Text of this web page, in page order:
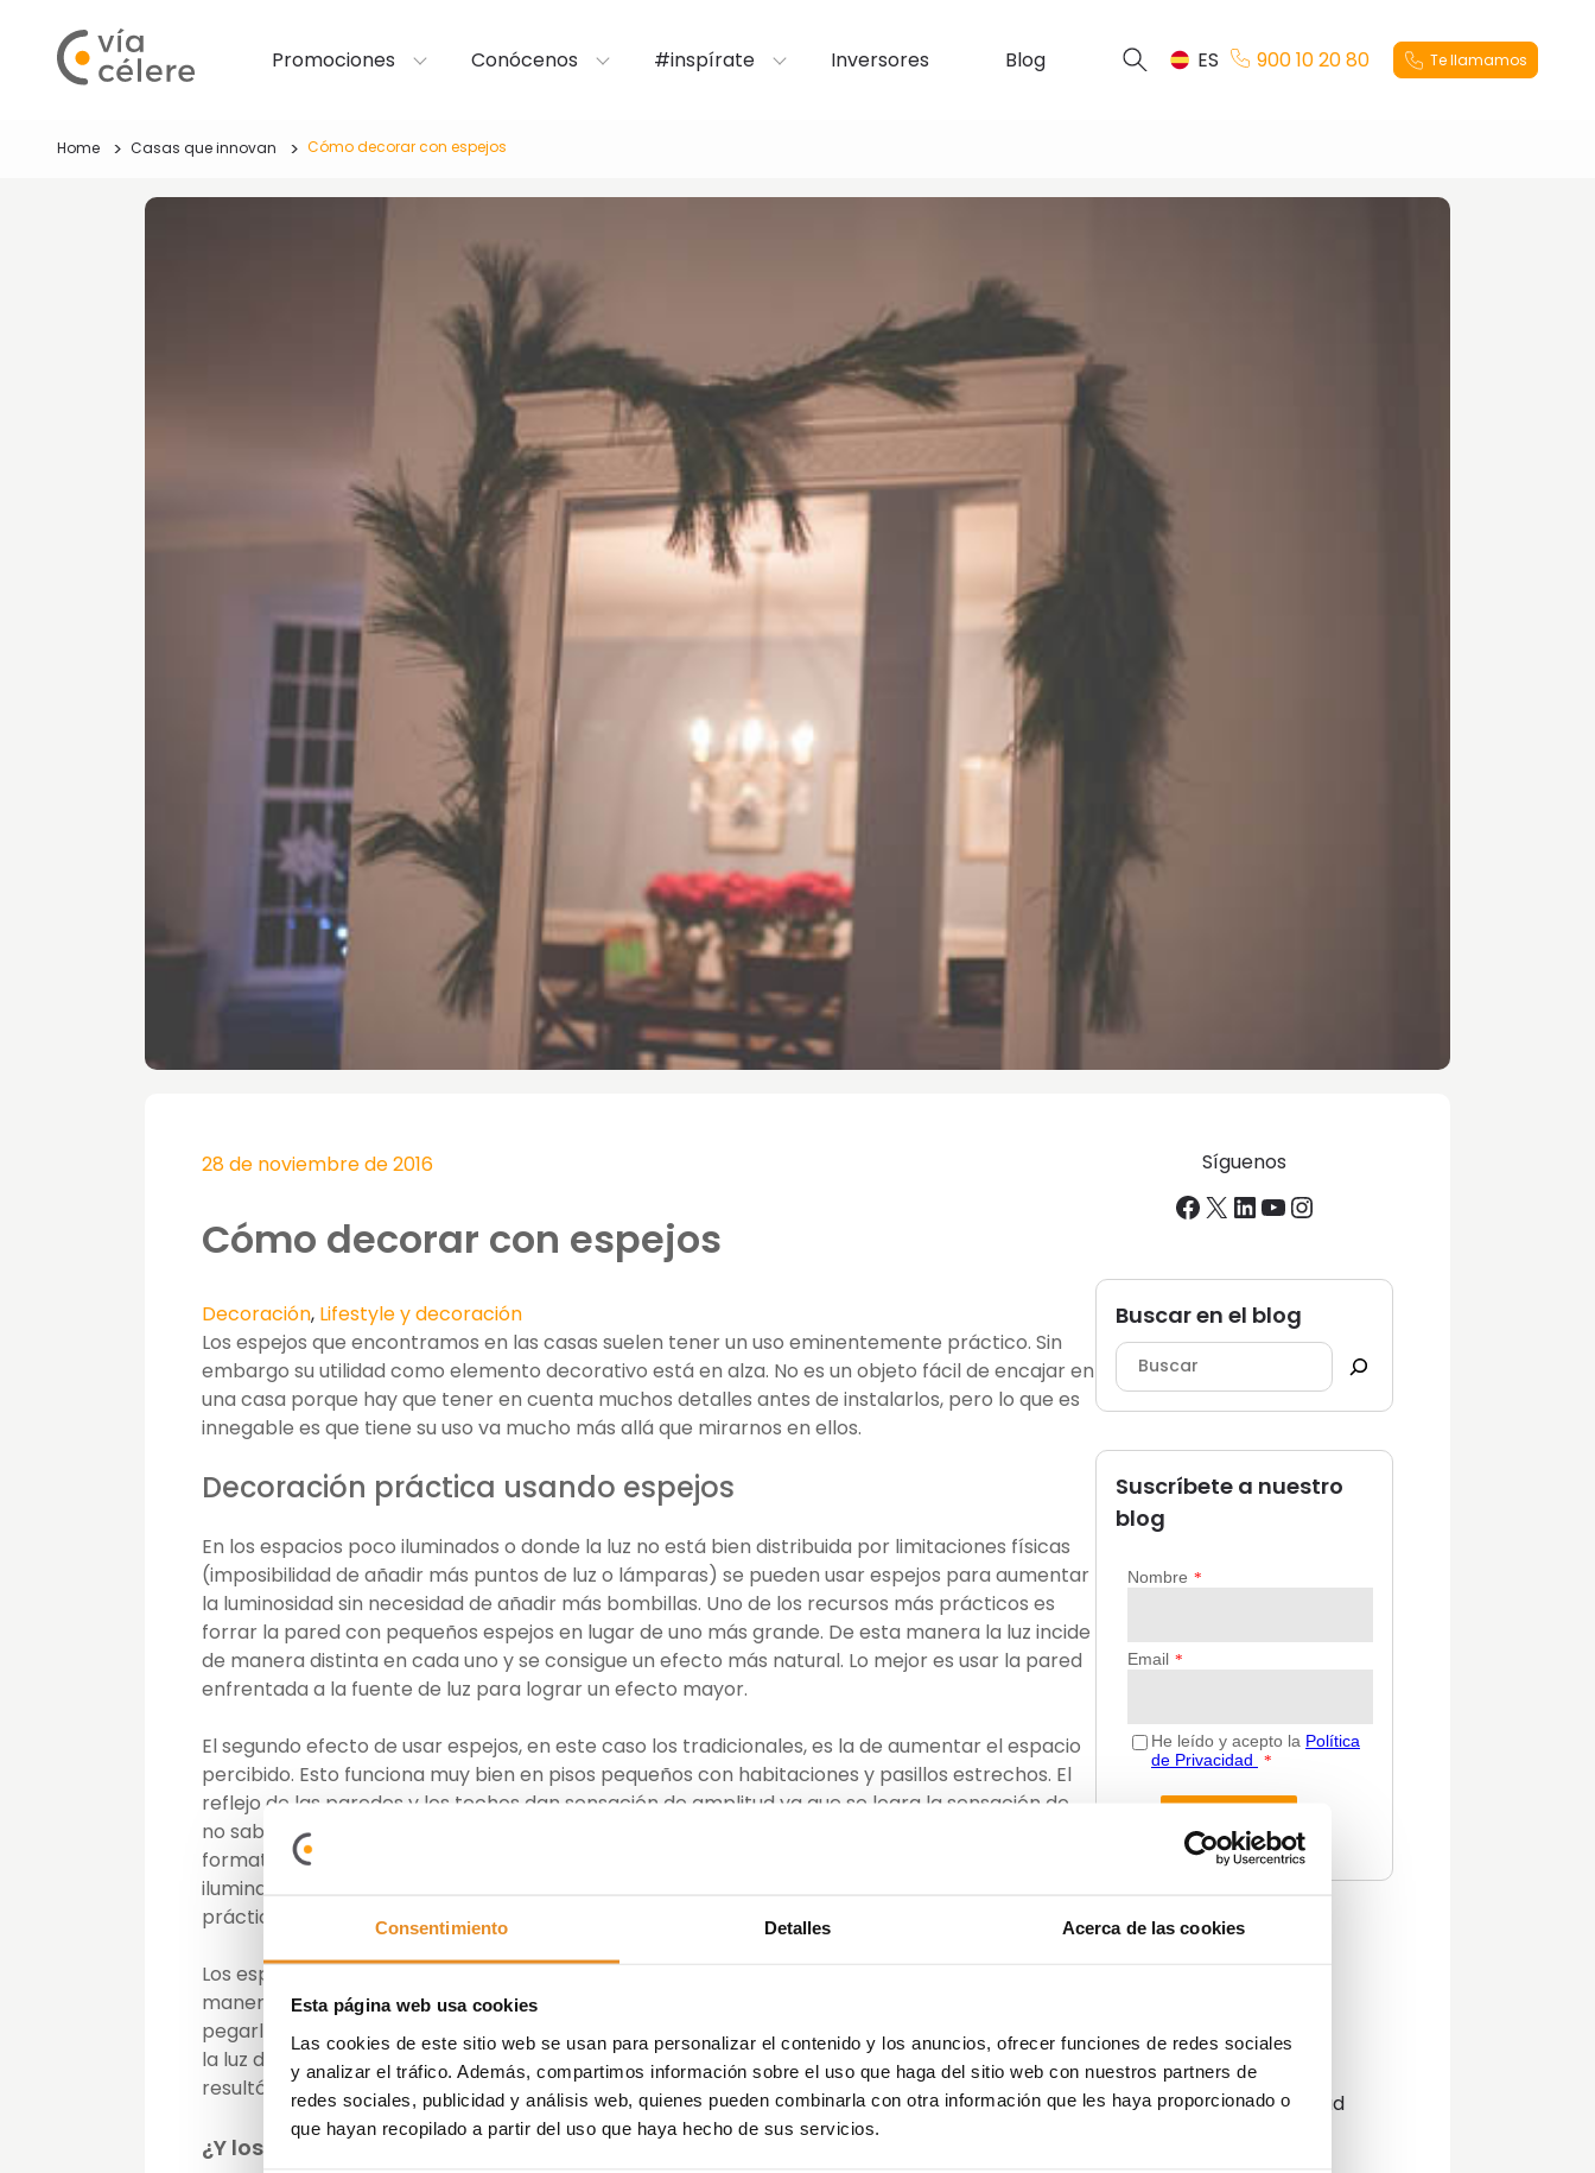
Consentimiento Detalles Acerca de las cookies
Esta página web usa cookies
Las cookies de este sitio web se usan para personalizar el contenido y los anuncios, ofrecer funciones de redes sociales
y analizar el tráfico. Además, compartimos información sobre el uso que haga del sitio web con nuestros partners de
redes sociales, publicidad y análisis web, quienes pueden combinarla con otra información que les haya proporcionado o
que hayan recopilado a partir del uso que haya hecho de sus servicios.
Promociones Conócenos #inspírate Inversores Blog ES 900 10 20 80 Te llamamos
Home Casas que innovan Cómo decorar con espejos
28 de noviembre de 2016
Cómo decorar con espejos
Decoración, Lifestyle y decoración
Los espejos que encontramos en las casas suelen tener un uso eminentemente práctico. Sin
embargo su utilidad como elemento decorativo está en alza. No es un objeto fácil de encajar en
una casa porque hay que tener en cuenta muchos detalles antes de instalarlos, pero lo que es
innegable es que tiene su uso va mucho más allá que mirarnos en ellos.
Decoración práctica usando espejos
En los espacios poco iluminados o donde la luz no está bien distribuida por limitaciones físicas
(imposibilidad de añadir más puntos de luz o lámparas) se pueden usar espejos para aumentar
la luminosidad sin necesidad de añadir más bombillas. Uno de los recursos más prácticos es
forrar la pared con pequeños espejos en lugar de uno más grande. De esta manera la luz incide
de manera distinta en cada uno y se consigue un efecto más natural. Lo mejor es usar la pared
enfrentada a la fuente de luz para lograr un efecto mayor.
El segundo efecto de usar espejos, en este caso los tradicionales, es la de aumentar el espacio
percibido. Esto funciona muy bien en pisos pequeños con habitaciones y pasillos estrechos. El
reflejo de las paredes y los techos dan sensación de amplitud ya que se logra la sensación de
no saber exactamente dónde están los límites de la habitación. Si se usa un espejo de gran
formato, lo ideal es aprovecharlo y añadirle un marco decorativo, que puede incluir incluso
iluminación. De esta manera tendremos un elemento decorativo que además tiene una función
práctica.
Los espejos han formado siempre parte de la decoración de una casa, aunque ahora se usan de
manera algo diferente. Por ejemplo se pueden utilizar muchos espejos de pequeño tamaño y
pegarlos creando formas geométricas. En este caso no servirá probablemente ni para mejorar
la luz de la sala ni para dar sensación de amplitud, pero es un recurso estético bastante
resultón y que encaja especialmente bien en comedores y dormitorios.
¿Y los muebles? ¿Pueden sacar partido a los espejos?
Síguenos
Facebook
X LinkedIn
YouTube
Instagram
Buscar en el blog
Suscríbete a nuestro
blog
Categorías
Decoración
Guías
Innovación y sostenibilidad